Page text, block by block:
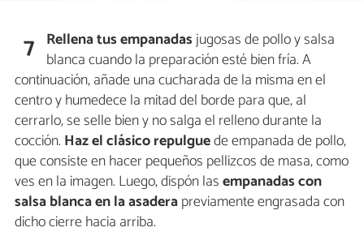
7 Rellena tus empanadasjugosas de pollo y salsa
blanca cuando la preparación esté bien fría. A
continuación, añade una cucharada de la misma en el
centro y humedece la mitad del borde para que, al
cerrarlo, se selle bien y no salga el relleno durante la
cocción. Haz el clásico repulguede empanada de pollo,
que consiste en hacer pequeños pellizcos de masa, como
ves en la imagen. Luego, dispón lasempanadas con
salsa blanca en la asaderapreviamente engrasada con
dicho cierre hacia arriba.